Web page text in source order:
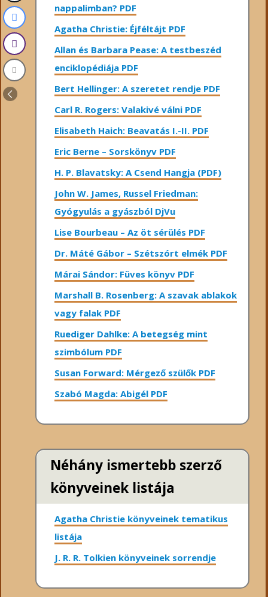
nappalimban? PDF
Agatha Christie: Éjféltájt PDF
Allan és Barbara Pease: A testbeszéd
enciklopédiája PDF
Bert Hellinger: A ​szeretet rendje PDF
Carl R. Rogers: Valakivé válni PDF
Elisabeth Haich: Beavatás I.-II. PDF
Eric Berne – Sorskönyv PDF
H. P. Blavatsky: A Csend Hangja (PDF)
John W. James, Russel Friedman:
Gyógyulás a gyászból DjVu
Lise Bourbeau – Az öt sérülés PDF
Dr. Máté Gábor – Szétszórt elmék PDF
Márai Sándor: Füves könyv PDF
Marshall B. Rosenberg: A szavak ablakok
vagy falak PDF
Ruediger Dahlke: A betegség mint
szimbólum PDF
Susan Forward: Mérgező szülők PDF
Szabó Magda: Abigél PDF
Néhány ismertebb szerző
könyveinek listája
Agatha Christie könyveinek tematikus
listája
J. R. R. Tolkien könyveinek sorrendje